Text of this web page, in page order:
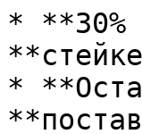
* **30%
*